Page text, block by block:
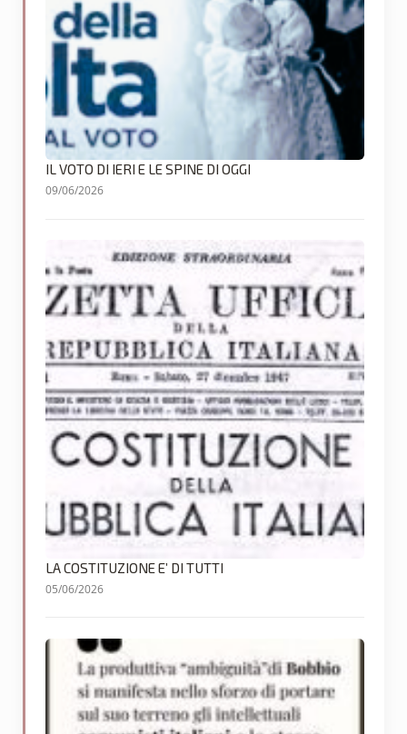
IL VOTO DI IERI E LE SPINE DI OGGI
09/06/2026
LA COSTITUZIONE E’ DI TUTTI
05/06/2026